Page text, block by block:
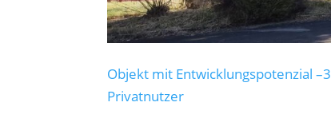
Objekt mit Entwicklungspotenzial
Privatnutzer